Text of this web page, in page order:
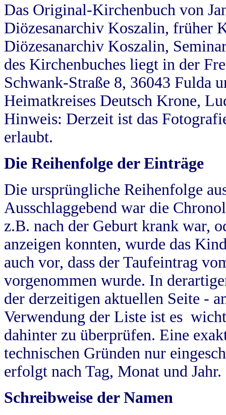
Das Original-Kirchenbuch von
Diözesanarchiv Koszalin, früher
Diözesanarchiv Koszalin,
des Kirchenbuches liegt in der
Schwank-Straße 8, 36043 Fulda
Heimatkreises Deutsch Krone,
Hinweis: Derzeit ist das
erlaubt.
Die Reihenfolge der Einträge
Die ursprüngliche Reihenfolge
Ausschlaggebend war die
z.B. nach der Geburt krank war,
anzeigen konnten, wurde das
auch vor, dass der Taufeintrag
vorgenommen wurde. In
der derzeitigen aktuellen Seite -
Verwendung der Liste ist es
dahinter zu überprüfen. Eine
technischen Gründen nur
erfolgt nach Tag, Monat und Jahr.
Schreibweise der Namen